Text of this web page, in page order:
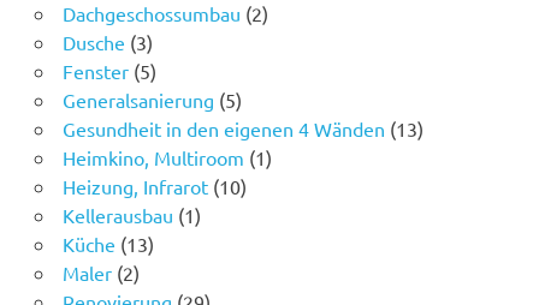
Dachgeschossumbau (2)
Dusche (3)
Fenster(5)
Generalsanierung (5)
Gesundheit in den eigenen 4 Wänden (13)
Heimkino, Multiroom (1)
Heizung, Infrarot(10)
Kellerausbau (1)
Küche (13)
Maler(2)